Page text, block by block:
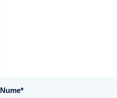
Nume*